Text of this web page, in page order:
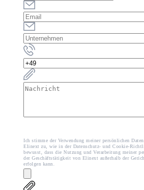
Ich stimme der Verwendung meiner persönlichen
Elinext zu, wie in der Datenschutz- und Cookie-
bewusst, dass die Nutzung und Verarbeitung meiner
der Geschäftstätigkeit von Elinext außerhalb der
erfolgen kann.